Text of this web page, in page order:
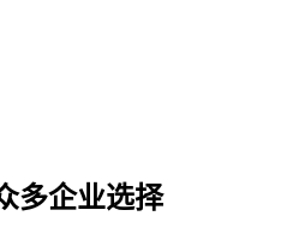
多企业选择